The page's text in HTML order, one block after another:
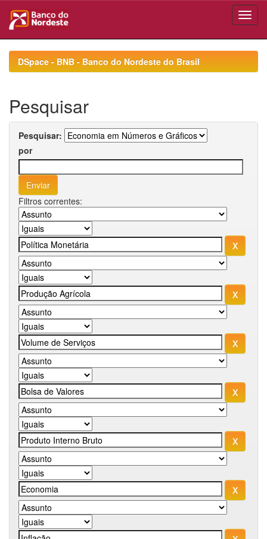
navigationDSpace - BNB - Banco do Nordeste do Brasil
Pesquisar
Pesquisar:
por
Filtros correntes: